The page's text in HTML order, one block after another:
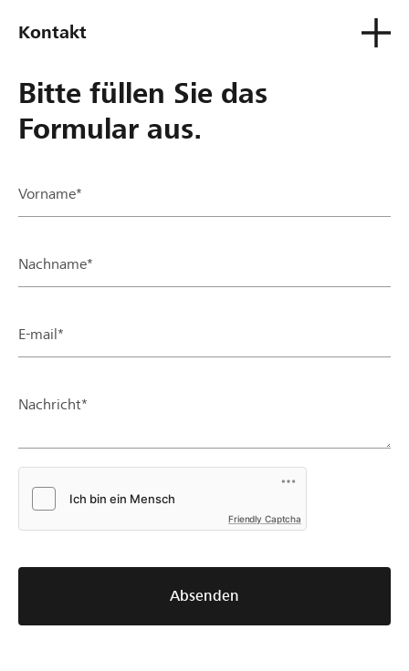
Kontakt
Bitte füllen Sie das
Formular aus.
Vorname*
Nachname*
E-mail*
Nachricht*
Friendly Captcha
Absenden